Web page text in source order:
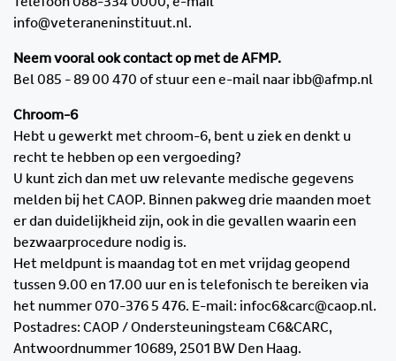
info@veteraneninstituut.nl.
Neem vooral ook contact op met de AFMP.
Bel 085 - 89 00 470 of stuur een e-mail naar ibb@afmp.nl
Chroom-6
Hebt u gewerkt met chroom-6, bent u ziek en denkt u
recht te hebben op een vergoeding?
U kunt zich dan met uw relevante medische gegevens
melden bij het CAOP. Binnen pakweg drie maanden moet
er dan duidelijkheid zijn, ook in die gevallen waarin een
bezwaarprocedure nodig is.
Het meldpunt is maandag tot en met vrijdag geopend
tussen 9.00 en 17.00 uur en is telefonisch te bereiken via
het nummer 070-376 5 476. E-mail: infoc6&carc@caop.nl.
Postadres: CAOP / Ondersteuningsteam C6&CARC,
Antwoordnummer 10689, 2501 BW Den Haag.